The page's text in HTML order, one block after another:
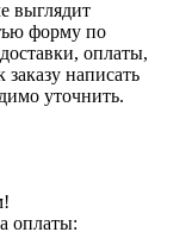
выглядит
форму по
оплаты,
написать
уточнить.
оплаты: